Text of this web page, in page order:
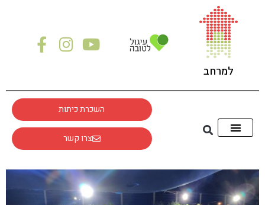
למרחב
השכרת כיתות
צרו קשר